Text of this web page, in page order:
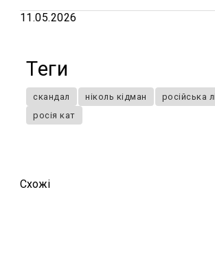
11.05.2026
Теги
скандал ніколь кідман
російська
росія кат
Схожi